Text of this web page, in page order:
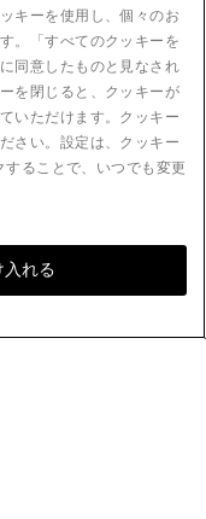
States
キーを使用し、個々のお
。「すべてのクッキーを
同意したものと見なされ
を閉じると、クッキーが
いただけます。クッキー
さい。設定は、クッキー
することで、いつでも変更
入れる